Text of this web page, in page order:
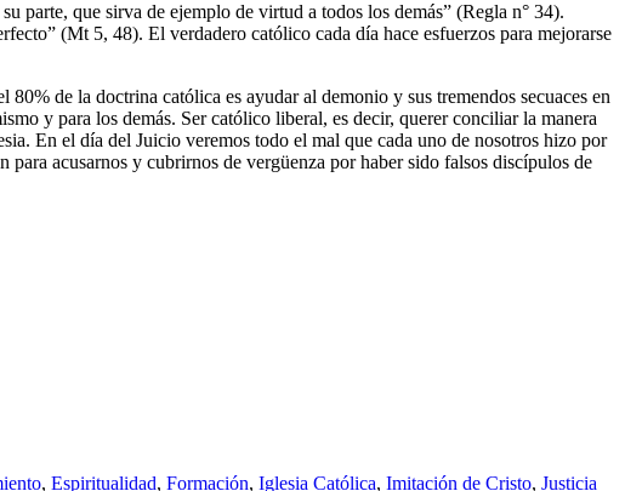
parte, que sirva de ejemplo de virtud a todos los demás” (Regla n° 34).
(Mt 5, 48). El verdadero católico cada día hace esfuerzos para mejorarse
de la doctrina católica es ayudar al demonio y sus tremendos secuaces en
y para los demás. Ser católico liberal, es decir, querer conciliar la manera
En el día del Juicio veremos todo el mal que cada uno de nosotros hizo por
acusarnos y cubrirnos de vergüenza por haber sido falsos discípulos de
, Espiritualidad, Formación, Iglesia Católica, Imitación de Cristo, Justicia